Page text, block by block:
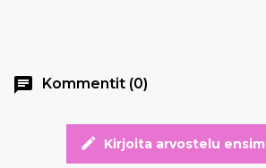
chat Kommentit (0)
edit Kirjoita arvostelu